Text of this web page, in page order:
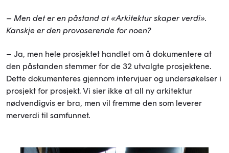
– Men det er en påstand at «Arkitektur skaper verdi».
Kanskje er den provoserende for noen?
– Ja, men hele prosjektet handlet om å dokumentere at
den påstanden stemmer for de 32 utvalgte prosjektene.
Dette dokumenteres gjennom intervjuer og undersøkelser i
prosjekt for prosjekt. Vi sier ikke at all ny arkitektur
nødvendigvis er bra, men vil fremme den som leverer
merverdi til samfunnet.